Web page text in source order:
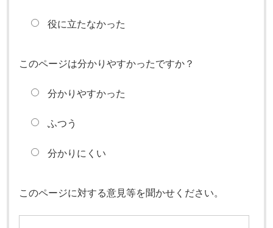
役に立たなかった
このページは分かりやすかったですか？
分かりやすかった
ふつう
分かりにくい
このページに対する意見等を聞かせください。